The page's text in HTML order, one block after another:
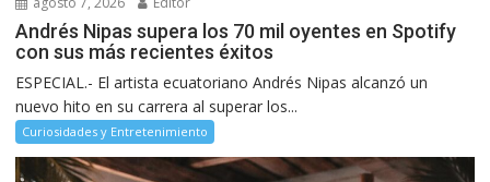
Andrés Nipas supera los 70 mil oyentes en Spotify
con sus más recientes éxitos
ESPECIAL.- El artista ecuatoriano Andrés Nipas alcanzó un
nuevo hito en su carrera al superar los...
Curiosidades y Entretenimiento